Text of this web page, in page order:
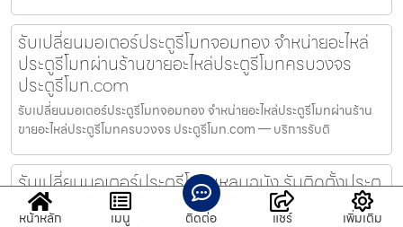
รับเปลี่ยนมอเตอร์ประตูรีโมทจอมทอง จำหน่ายอะไหล่
ประตูรีโมทผ่านร้านขายอะไหล่ประตูรีโมทครบวงจร
ประตูรีโมท.com
รับเปลี่ยนมอเตอร์ประตูรีโมทจอมทอง จำหน่ายอะไหล่ประตูรีโมทผ่านร้าน
ขายอะไหล่ประตูรีโมทครบวงจร ประตูรีโมท.com — บริการรับติ
รับเปลี่ยนมอเตอร์ประตูรีโมทแหลมฉบัง รับติดตั้งประตู
รีโมทด้วยทีมงานมืออาชีพ ประตูรีโมท.com
หน้าหลัก เมนู ติดต่อ แชร์ เพิ่มเติม